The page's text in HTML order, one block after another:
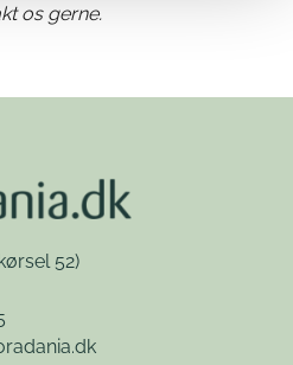
os gerne.
52)